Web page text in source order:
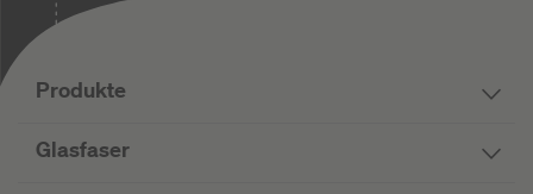
Produkte
Glasfaser